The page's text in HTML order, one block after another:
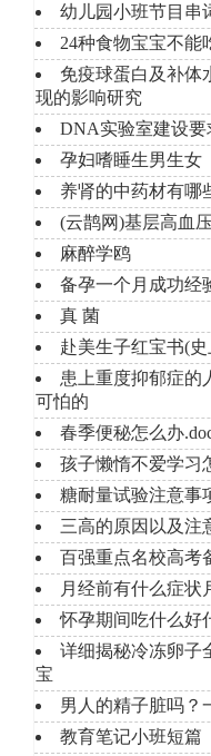
幼儿园小班节目串
24种食物宝宝不能
免疫球蛋白及补体
现的影响研究
DNA实验室建设要
孕妇嗜睡生男生女
养肾的中药材有哪
(云鹊网)基层高血
麻醉学鸥
备孕一个月成功经
真 菌
赴美生子红宝书(
患上重度抑郁症的
可怕的
春季便秘怎么办
孩子懒惰不爱学习
糖耐量试验注意事
三高的原因以及注
百强重点名校高考
月经前有什么症状
怀孕期间吃什么好
详细揭秘冷冻卵子
宝
男人的精子脏吗？
教育笔记小班短篇